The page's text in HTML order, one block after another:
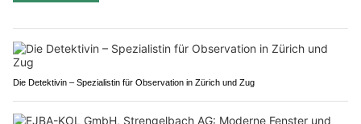
Die Detektivin – Spezialistin für Observation in Zürich und Zug